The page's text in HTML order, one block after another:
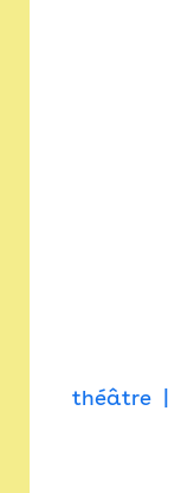
théâtre